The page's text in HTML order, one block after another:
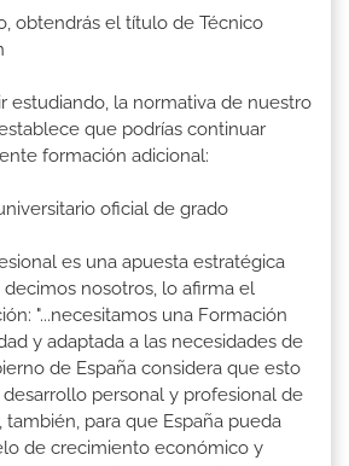
obtendrás el título de Técnico
estudiando, la normativa de nuestro
que podrías continuar
formación adicional:
oficial de grado
es una apuesta estratégica
decimos nosotros, lo afirma el
"...necesitamos una Formación
y adaptada a las necesidades de
de España considera que esto
personal y profesional de
también, para que España pueda
de crecimiento económico y